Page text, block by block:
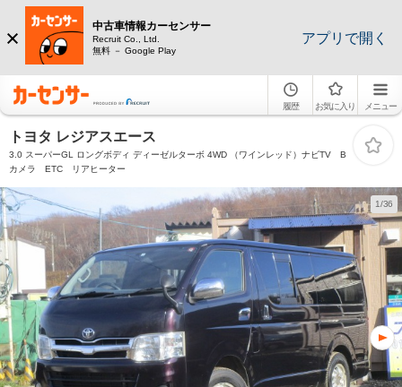
中古車情報カーセンサー
Recruit Co., Ltd.
無料 － Google Play
アプリで開く
履歴 お気に入り メニュー
トヨタ レジアスエース
3.0 スーパーGL ロングボディ ディーゼルターボ 4WD （ワインレッド）ナビTV B
カメラ ETC リアヒーター
1/36